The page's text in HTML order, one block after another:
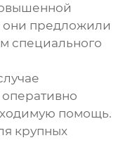
они предложили
специального
помощь.
крупных